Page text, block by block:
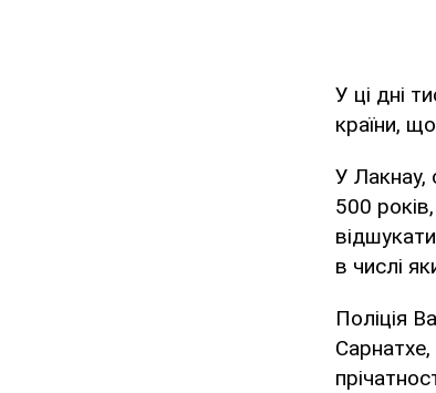
У ці дні
країни,
У Лакнау,
500
в числі
Поліція